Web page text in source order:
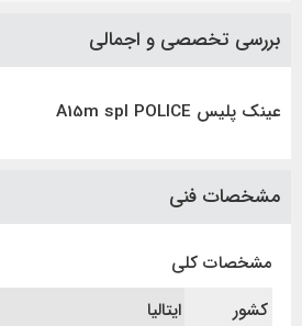
بررسی تخصصی و اجمالی
عینک پلیس A15m spl POLICE
مشخصات فنی
مشخصات کلی
کشور
ایتالیا